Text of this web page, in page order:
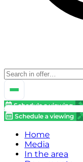
Schedule a viewing
Schedule a viewing
Home
Media
In the area